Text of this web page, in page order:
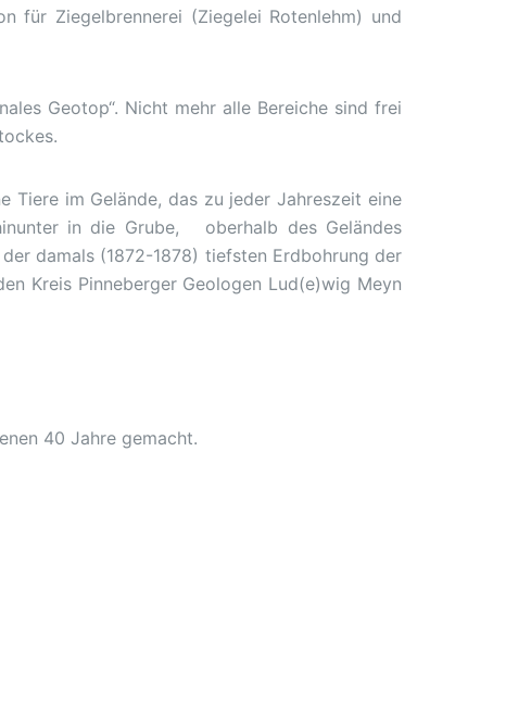
für Ziegelbrennerei (Ziegelei Rotenlehm) und
Geotop“. Nicht mehr alle Bereiche sind frei
Tiere im Gelände, das zu jeder Jahreszeit eine
in die Grube, oberhalb des Geländes
damals (1872-1878) tiefsten Erdbohrung der
Kreis Pinneberger Geologen Lud(e)wig Meyn
40 Jahre gemacht.